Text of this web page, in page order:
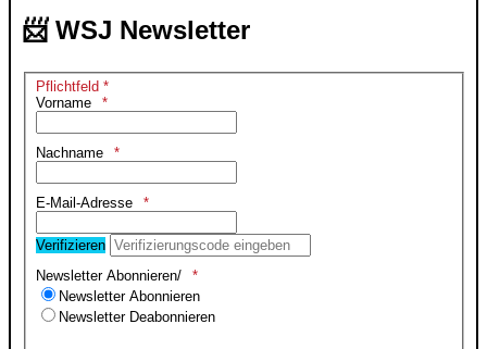
📨 WSJ Newsletter
Pflichtfeld *
Vorname
Nachname
E-Mail-Adresse
Verifizieren
Newsletter Abonnieren/
Newsletter Abonnieren
Newsletter Deabonnieren